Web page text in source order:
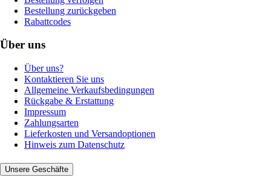
Bestellung zurückgeben
Rabattcodes
Über uns
Über uns?
Kontaktieren Sie uns
Allgemeine Verkaufsbedingungen
Rückgabe & Erstattung
Impressum
Zahlungsarten
Lieferkosten und Versandoptionen
Hinweis zum Datenschutz
Unsere Geschäfte